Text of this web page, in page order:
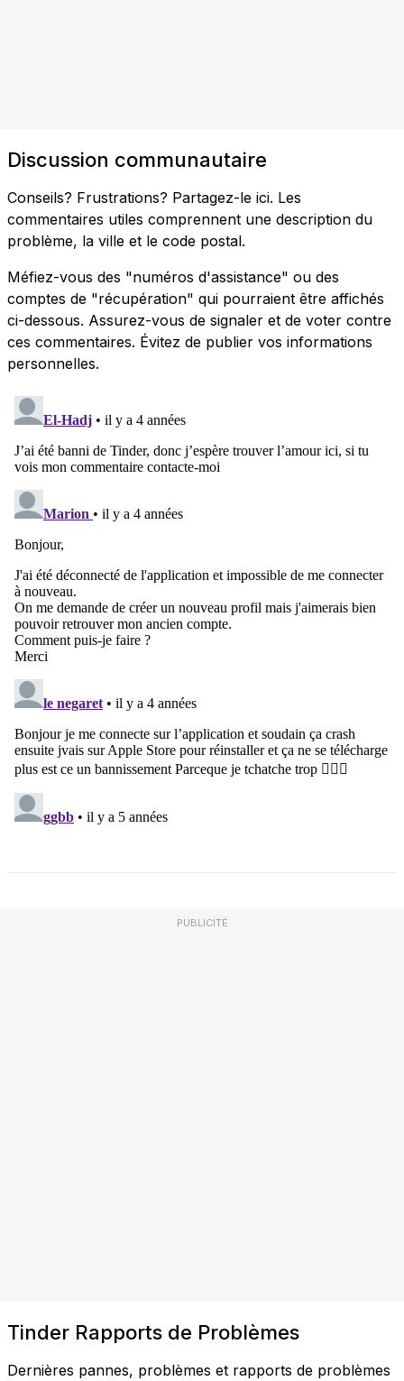
Discussion communautaire
Conseils? Frustrations? Partagez-le ici. Les
commentaires utiles comprennent une description du
problème, la ville et le code postal.
Méfiez-vous des "numéros d'assistance" ou des
comptes de "récupération" qui pourraient être affichés
ci-dessous. Assurez-vous de signaler et de voter contre
ces commentaires. Évitez de publier vos informations
personnelles.
PUBLICITÉ
Tinder Rapports de Problèmes
Dernières pannes, problèmes et rapports de problèmes